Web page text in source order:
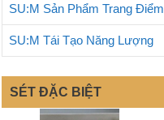
SU:M Sản Phẩm Trang Điểm
SU:M Tái Tạo Năng Lượng
SÉT ĐẶC BIỆT